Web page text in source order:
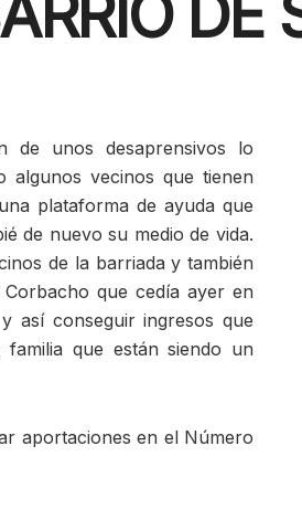
DE
de unos desaprensivos lo
algunos vecinos que tienen
plataforma de ayuda que
de nuevo su medio de vida.
de la barriada y también
que cedía ayer en
así conseguir ingresos que
que están siendo un
aportaciones en el Número